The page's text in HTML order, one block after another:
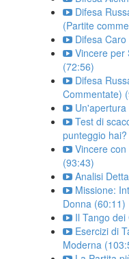
Difesa
(Partite
Difesa
Vincere per
(72:56)
Difesa
Commentate)
Test di
punteggio
Vincere
(93:43)
Analisi
Missione:
Donna (60:11)
Il Tango
Esercizi di
Moderna